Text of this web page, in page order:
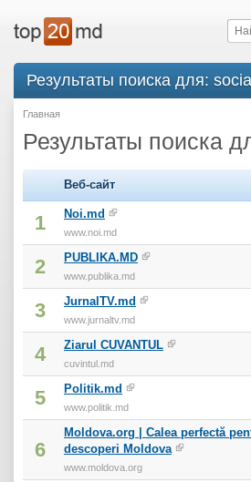
Результаты поиска для: social
Главная
Результаты поиска
Веб-сайт
1 Noi.md
www.noi.md
2 PUBLIKA.MD
www.publika.md
3 JurnalTV.md
www.jurnaltv.md
4 Ziarul CUVANTUL
cuvintul.md
5 Politik.md
www.politik.md
6
Moldova.org | Calea perfectă
descoperi Moldova
www.moldova.org